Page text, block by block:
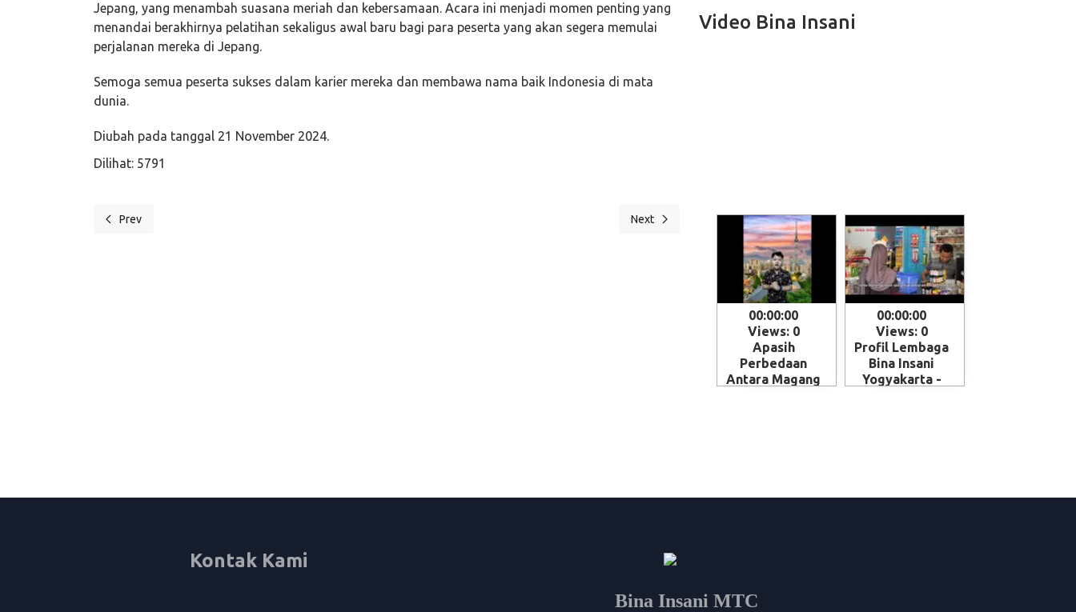
Jepang, yang menambah suasana meriah dan kebersamaan. Acara ini menjadi momen penting yang
menandai berakhirnya pelatihan sekaligus awal baru bagi para peserta yang akan segera memulai
perjalanan mereka di Jepang.
Semoga semua peserta sukses dalam karier mereka dan membawa nama baik Indonesia di mata
dunia.
Diubah pada tanggal 21 November 2024.
Dilihat: 5791
Previous article: Pembukaan Pelatihan Bahasa Jepang Intensif Angkatan 31 di Bina Insani untuk CPMI Program Tokutei Ginou
Prev Next article: Penutupan Pelatihan Bahasa Korea Intensif Angkatan 153 CPMI Program G to
Next
Video Bina Insani
00:00:00
Views: 0
Apasih
Perbedaan
Antara Magang
00:00:00
Views: 0
Profil Lembaga
Bina Insani
Yogyakarta -
Kontak Kami
Bina Insani MTC